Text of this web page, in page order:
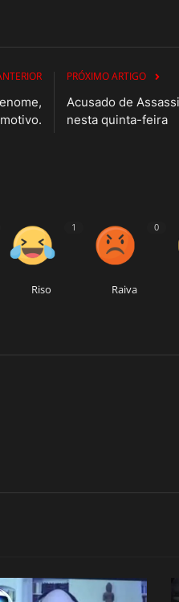
PRÓXIMO ARTIGO
Acusado de
nesta quinta-feira
Riso
1
Raiva
0